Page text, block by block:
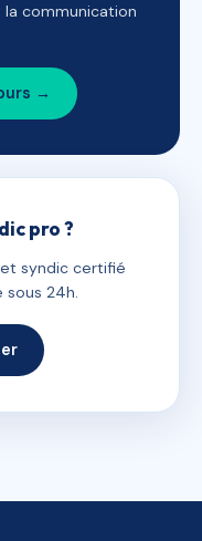
la communication
→
pro ?
syndic certifié
sous 24h.